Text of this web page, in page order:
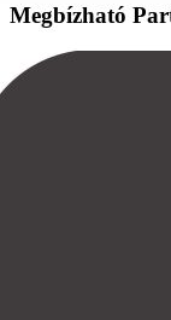
Megbízható